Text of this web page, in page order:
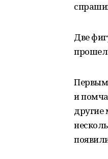
Две
прошел
Первым
и
другие